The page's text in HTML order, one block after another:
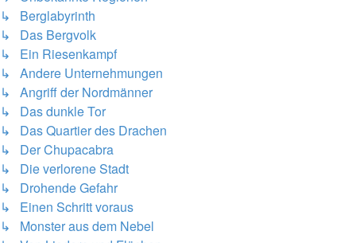
↳ Berglabyrinth
↳ Das Bergvolk
↳ Ein Riesenkampf
↳ Andere Unternehmungen
↳ Angriff der Nordmänner
↳ Das dunkle Tor
↳ Das Quartier des Drachen
↳ Der Chupacabra
↳ Die verlorene Stadt
↳ Drohende Gefahr
↳ Einen Schritt voraus
↳ Monster aus dem Nebel